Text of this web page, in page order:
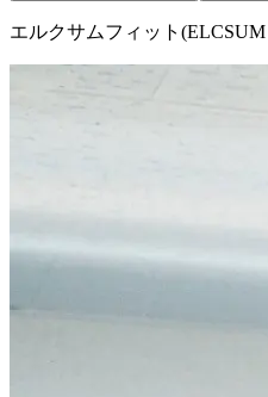
エルクサムフィット